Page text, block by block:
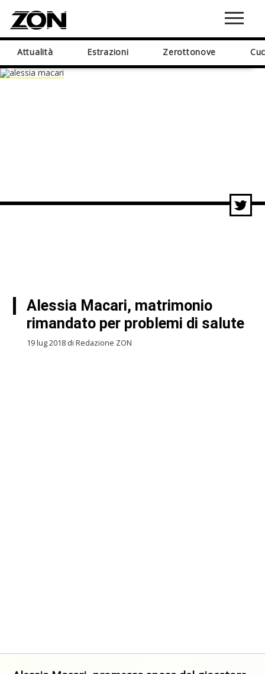
Attualità Estrazioni Zerottonove
Alessia Macari, matrimonio
rimandato per problemi di salute
19 lug 2018 di Redazione ZON